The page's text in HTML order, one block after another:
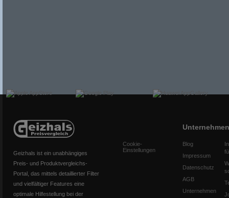
Geizhals ist ein unabhängiges
Preis- und Produktvergleichs-
Portal, das mittels detaillierter Filter
und vielfältiger Features eine
optimale Hilfestellung bei der
Cookie-
Einstellungen
Unternehmen
Blog
Impressum
Datenschutz
AGB
Unternehmen